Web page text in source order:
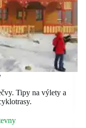
Tipy na výlety a